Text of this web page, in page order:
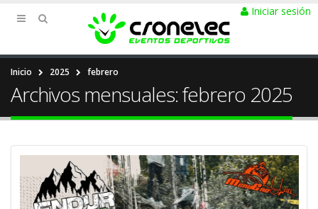
Iniciar sesión
Inicio 2025 febrero
Archivos mensuales: febrero 2025